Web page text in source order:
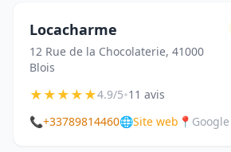
Locacharme
12 Rue de la Chocolaterie, 41000
Blois
★★★★★4.9/5•11 avis
📞+33789814460🌐Site web 📍